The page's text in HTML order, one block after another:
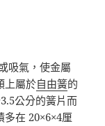
吸氣，使金屬
上屬於自由簧的
3.5公分的簧片而
多在 20×6×4厘